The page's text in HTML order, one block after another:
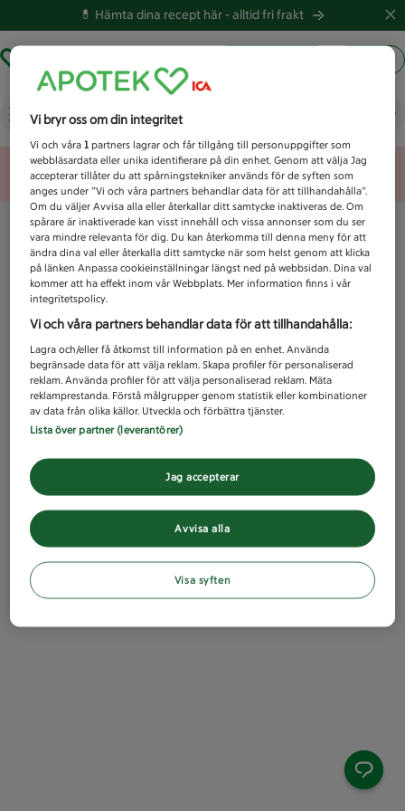
💊 Hämta dina recept här -alltid fri frakt
Vad letar du efter idag?
Unknown error
Vi bryr oss om din integritet
Vi och våra1 partners lagrar och får tillgång till personuppgifter som
webbläsardata eller unika identifierare på din enhet. Genom att välja Jag
accepterar tillåter du att spårningstekniker används för de syften som
anges under ”Vi och våra partners behandlar data för att tillhandahålla”.
Om du väljer Avvisa alla eller återkallar ditt samtycke inaktiveras de. Om
spårare är inaktiverade kan visst innehåll och vissa annonser som du ser
vara mindre relevanta för dig. Du kan återkomma till denna meny för att
ändra dina val eller återkalla ditt samtycke när som helst genom att klicka
på länken Anpassa cookieinställningar längst ned på webbsidan. Dina val
kommer att ha effekt inom vår Webbplats. Mer information finns i vår
integritetspolicy.
Vi och våra partners behandlar data för att tillhandahålla:
Lagra och/eller få åtkomst till information på en enhet. Använda
begränsade data för att välja reklam. Skapa profiler för personaliserad
reklam. Använda profiler för att välja personaliserad reklam. Mäta
reklamprestanda. Förstå målgrupper genom statistik eller kombinationer
av data från olika källor. Utveckla och förbättra tjänster.
Lista över partner (leverantörer)
Avvisa alla
Jag accepterar
Visa syften